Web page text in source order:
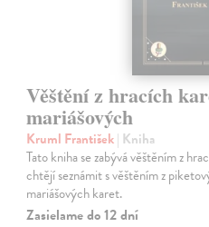
Věštění z hracích
mariášových
Kruml František| Kniha
Tato kniha se zabývá věštěním z
chtějí seznámit s věštěním z
mariášových karet.
Zasielame do 12 dní